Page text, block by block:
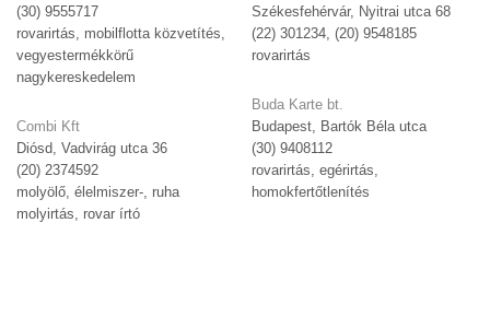
(30) 9555717
rovarirtás, mobilflotta közvetítés,
vegyestermékkörű
nagykereskedelem
Combi Kft
Diósd, Vadvirág utca 36
(20) 2374592
molyölő, élelmiszer-, ruha
molyirtás, rovar írtó
Székesfehérvár, Nyitrai utca 68
(22) 301234, (20) 9548185
rovarirtás
Buda Karte bt.
Budapest, Bartók Béla utca
(30) 9408112
rovarirtás, egérirtás,
homokfertőtlenítés